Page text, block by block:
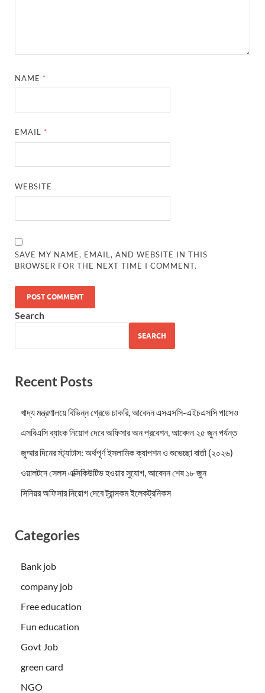
NAME *
EMAIL *
WEBSITE
SAVE MY NAME, EMAIL, AND WEBSITE IN THIS
BROWSER FOR THE NEXT TIME I COMMENT.
Search
SEARCH
Recent Posts
খাদ্য মন্ত্রণালয়ে বিভিন্ন গ্রেডে চাকরি, আবেদন এসএসসি-এইচএসসি পাসেও
এসবিএসি ব্যাংক নিয়োগ দেবে অফিসার অন প্রবেশন, আবেদন ২৫ জুন পর্যন্ত
জুম্মার দিনের স্ট্যাটাস: অর্থপূর্ণ ইসলামিক ক্যাপশন ও শুভেচ্ছা বার্তা (২০২৬)
ওয়ালটনে সেলস এক্সিকিউটিভ হওয়ার সুযোগ, আবেদন শেষ ১৮ জুন
সিনিয়র অফিসার নিয়োগ দেবে ট্রান্সকম ইলেকট্রনিকস
Categories
Bank job
company job
Free education
Fun education
Govt Job
green card
NGO